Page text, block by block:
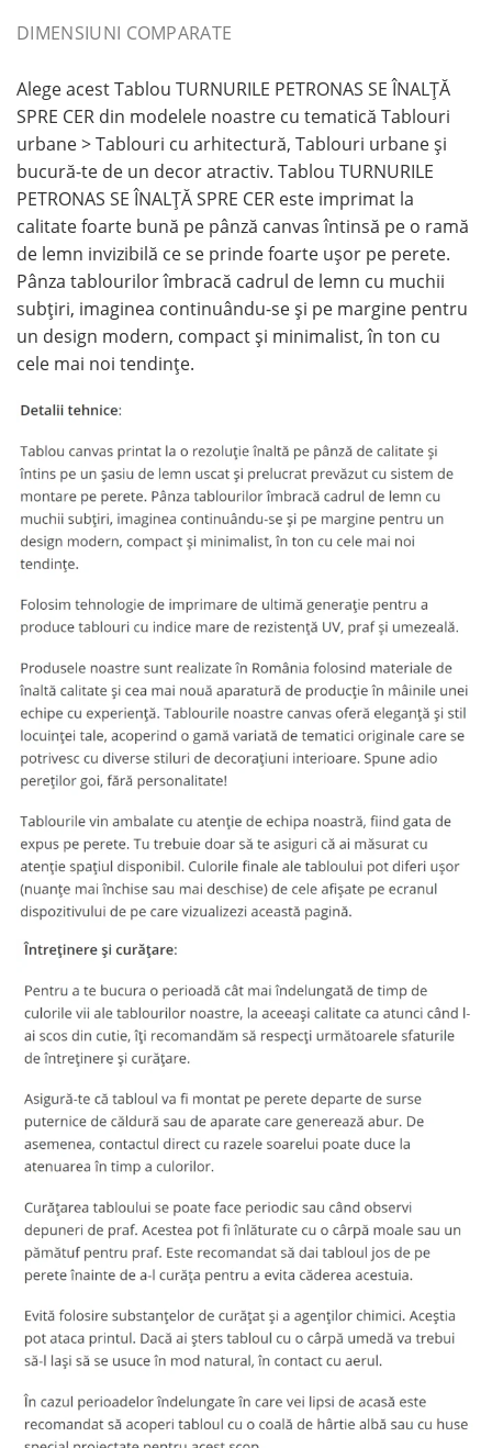
DIMENSIUNI COMPARATE
Alege acest Tablou TURNURILE PETRONAS SE ÎNALȚĂ
SPRE CER din modelele noastre cu tematică Tablouri
urbane > Tablouri cu arhitectură, Tablouri urbane și
bucură-te de un decor atractiv. Tablou TURNURILE
PETRONAS SE ÎNALȚĂ SPRE CER este imprimat la
calitate foarte bună pe pânză canvas întinsă pe o ramă
de lemn invizibilă ce se prinde foarte ușor pe perete.
Pânza tablourilor îmbracă cadrul de lemn cu muchii
subțiri, imaginea continuându-se și pe margine pentru
un design modern, compact și minimalist, în ton cu
cele mai noi tendințe.